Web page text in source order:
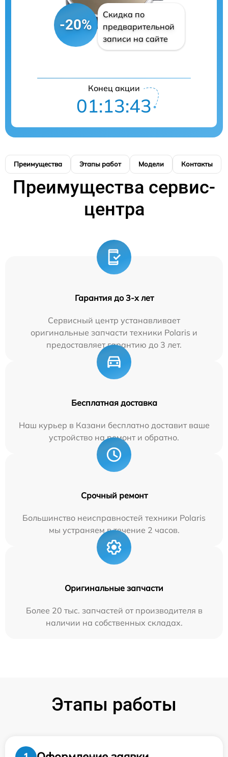
-20%
Скидка по
предварительной
записи на сайте
Конец акции
01:13:43
Преимущества Этапы работ Модели Контакты
Преимущества сервис-
центра
Гарантия до 3-х лет
Сервисный центр устанавливает
оригинальные запчасти техники Polaris и
предоставляет гарантию до 3 лет.
Бесплатная доставка
Наш курьер в Казани бесплатно доставит ваше
устройство на ремонт и обратно.
Срочный ремонт
Большинство неисправностей техники Polaris
мы устраняем в течение 2 часов.
Оригинальные запчасти
Более 20 тыс. запчастей от производителя в
наличии на собственных складах.
Этапы работы